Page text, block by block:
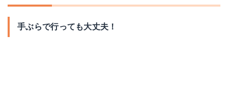
手ぶらで行っても大丈夫！